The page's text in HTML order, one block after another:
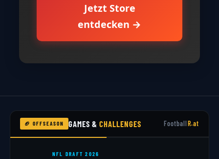
Jetzt Store
entdecken →
🏈 OFFSEASON GAMES &CHALLENGES Football R.at
NFL DRAFT 2026